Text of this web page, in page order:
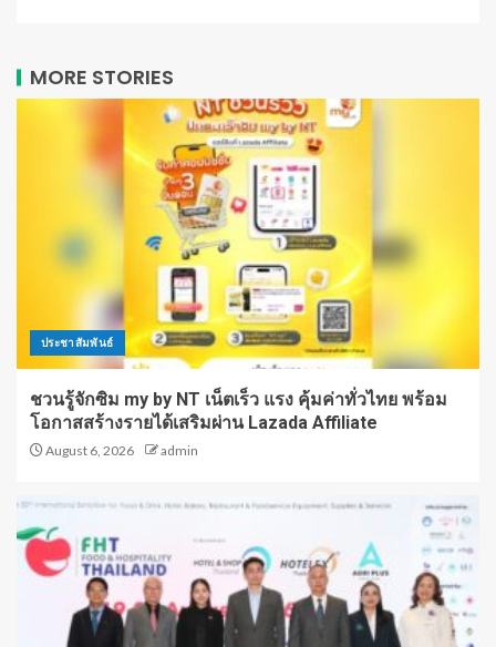
MORE STORIES
ประชาสัมพันธ์
ชวนรู้จักซิม my by NT เน็ตเร็ว แรง คุ้มค่าทั่วไทย พร้อม
โอกาสสร้างรายได้เสริมผ่าน Lazada Affiliate
August 6, 2026 admin